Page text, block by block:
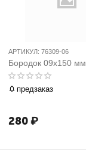
АРТИКУЛ: 76309-06
Бородок 09x150 мм
предзаказ
280₽